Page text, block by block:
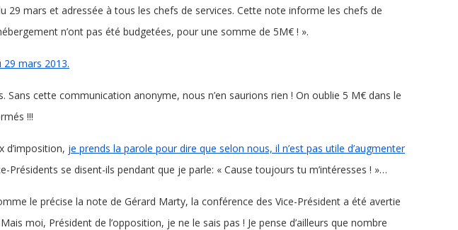
29 mars et adressée à tous les chefs de services. Cette note informe les chefs de
n’ont pas été budgetées, pour une somme de 5M€ ! ».
mars 2013.
cette communication anonyme, nous n’en saurions rien ! On oublie 5 M€ dans le
!!!
d’imposition, je prends la parole pour dire que selon nous, il n’est pas utile d’augmenter
Présidents se disent-ils pendant que je parle: « Cause toujours tu m’intéresses ! »…
le précise la note de Gérard Marty, la conférence des Vice-Président a été avertie
moi, Président de l’opposition, je ne le sais pas ! Je pense d’ailleurs que nombre